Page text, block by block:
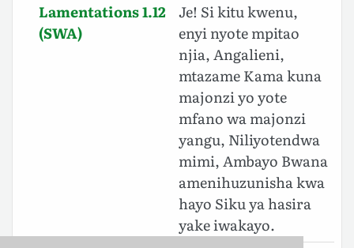
Lamentations 1.12
(SWA)
Je! Si kitu kwenu,
enyi nyote mpitao
njia, Angalieni,
mtazame Kama kuna
majonzi yo yote
mfano wa majonzi
yangu, Niliyotendwa
mimi, Ambayo Bwana
amenihuzunisha kwa
hayo Siku ya hasira
yake iwakayo.